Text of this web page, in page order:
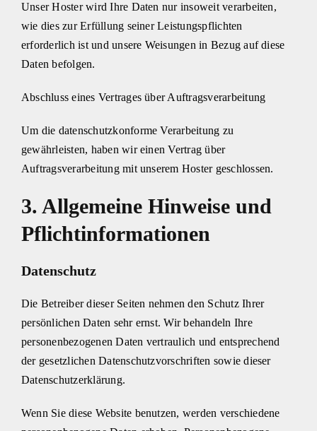
Unser Hoster wird Ihre Daten nur insoweit verarbeiten,
wie dies zur Erfüllung seiner Leistungspflichten
erforderlich ist und unsere Weisungen in Bezug auf diese
Daten befolgen.
Abschluss eines Vertrages über Auftragsverarbeitung
Um die datenschutzkonforme Verarbeitung zu
gewährleisten, haben wir einen Vertrag über
Auftragsverarbeitung mit unserem Hoster geschlossen.
3. Allgemeine Hinweise und
Pflichtinformationen
Datenschutz
Die Betreiber dieser Seiten nehmen den Schutz Ihrer
persönlichen Daten sehr ernst. Wir behandeln Ihre
personenbezogenen Daten vertraulich und entsprechend
der gesetzlichen Datenschutzvorschriften sowie dieser
Datenschutzerklärung.
Wenn Sie diese Website benutzen, werden verschiedene